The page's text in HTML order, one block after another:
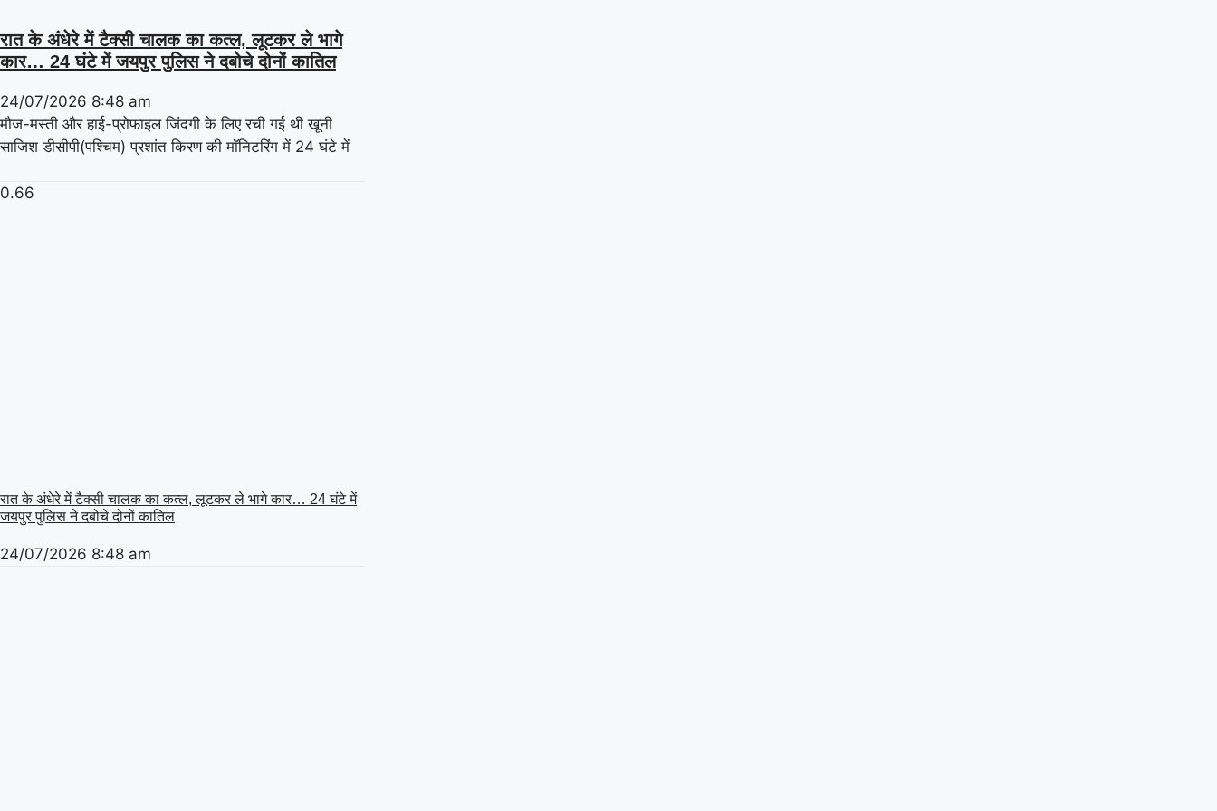
रात के अंधेरे में टैक्सी चालक का कत्ल, लूटकर ले भागे
कार… 24 घंटे में जयपुर पुलिस ने दबोचे दोनों कातिल
24/07/2026 8:48 am
मौज-मस्ती और हाई-प्रोफाइल जिंदगी के लिए रची गई थी खूनी
साजिश डीसीपी(पश्चिम) प्रशांत किरण की मॉनिटरिंग में 24 घंटे में
रात के अंधेरे में टैक्सी चालक का कत्ल, लूटकर ले भागे कार… 24 घंटे में
जयपुर पुलिस ने दबोचे दोनों कातिल
24/07/2026 8:48 am